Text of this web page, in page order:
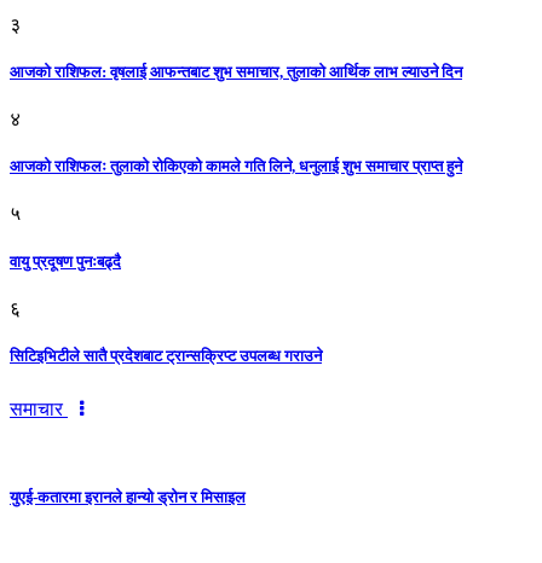
३
आजकाे राशिफल: वृषलाई आफन्तबाट शुभ समाचार, तुलाकाे आर्थिक लाभ ल्याउने दिन
४
आजको राशिफलः तुलाकाे रोकिएको कामले गति लिने, धनुलाई शुभ समाचार प्राप्त हुने
५
वायु प्रदूषण पुनःबढ्दै
६
सिटिइभिटीले सातै प्रदेशबाट ट्रान्सक्रिप्ट उपलब्ध गराउने
समाचार
युएई-कतारमा इरानले हान्यो ड्रोन र मिसाइल